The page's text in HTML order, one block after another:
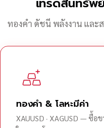
ทองคำ ดัชนี พลังงาน แล
ทองคำ & โลหะมีค่า
XAUUSD · XAGUSD —